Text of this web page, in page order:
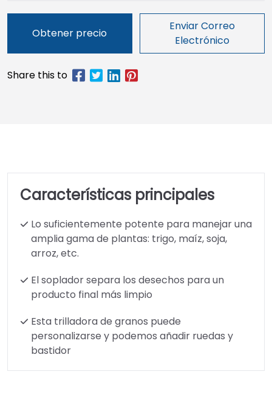
Obtener precio
Enviar Correo
Electrónico
Características principales
Lo suficientemente potente para manejar una
amplia gama de plantas: trigo, maíz, soja,
arroz, etc.
El soplador separa los desechos para un
producto final más limpio
Esta trilladora de granos puede
personalizarse y podemos añadir ruedas y
bastidor